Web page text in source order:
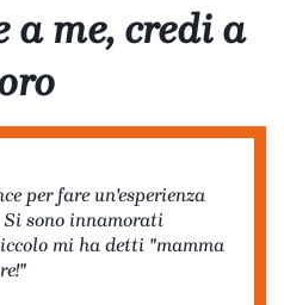
a me, credi a
per fare un'esperienza
sono innamorati
mi ha detti "mamma